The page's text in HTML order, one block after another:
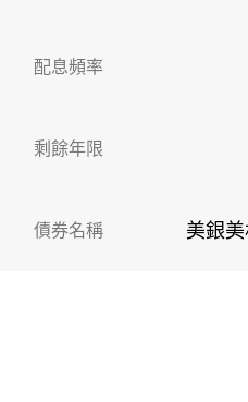
配息頻率
剩餘年限
債券名稱 美銀